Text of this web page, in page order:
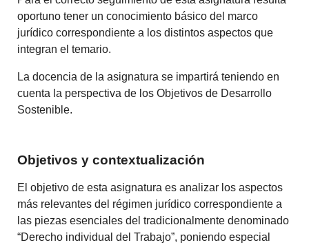
oportuno tener un conocimiento básico del marco
jurídico correspondiente a los distintos aspectos que
integran el temario.
La docencia de la asignatura se impartirá teniendo en
cuenta la perspectiva de los Objetivos de Desarrollo
Sostenible.
Objetivos y contextualización
El objetivo de esta asignatura es analizar los aspectos
más relevantes del régimen jurídico correspondiente a
las piezas esenciales del tradicionalmente denominado
“Derecho individual del Trabajo”, poniendo especial